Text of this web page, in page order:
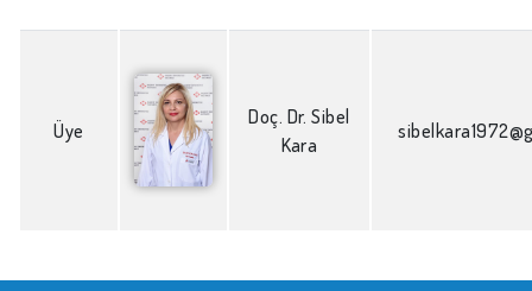
Üye
Doç. Dr. Sibel
Kara